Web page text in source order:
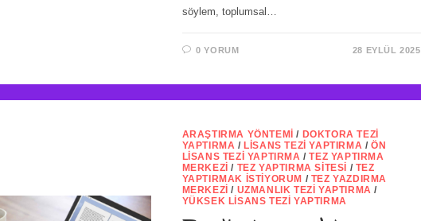
söylem, toplumsal…
0 YORUM 28 EYLÜL 2025
ARAŞTIRMA YÖNTEMI / DOKTORA TEZI
YAPTIRMA / LISANS TEZI YAPTIRMA /ÖN
LISANS TEZI YAPTIRMA /TEZ YAPTIRMA
MERKEZI / TEZ YAPTIRMA SITESI / TEZ
YAPTIRMAK İSTIYORUM / TEZ YAZDIRMA
MERKEZI / UZMANLIK TEZI YAPTIRMA /
YÜKSEK LISANS TEZI YAPTIRMA